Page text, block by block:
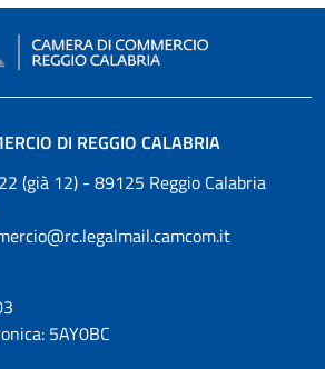
DI REGGIO CALABRIA
(già 12) - 89125 Reggio Calabria
5AY0BC